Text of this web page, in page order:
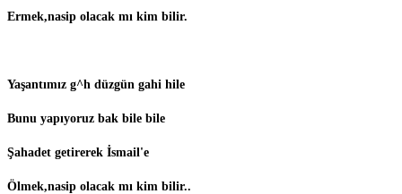
Ermek,nasip olacak mı kim bilir.
Yaşantımız g^h düzgün gahi hile
Bunu yapıyoruz bak bile bile
Şahadet getirerek İsmail'e
Ölmek,nasip olacak mı kim bilir..